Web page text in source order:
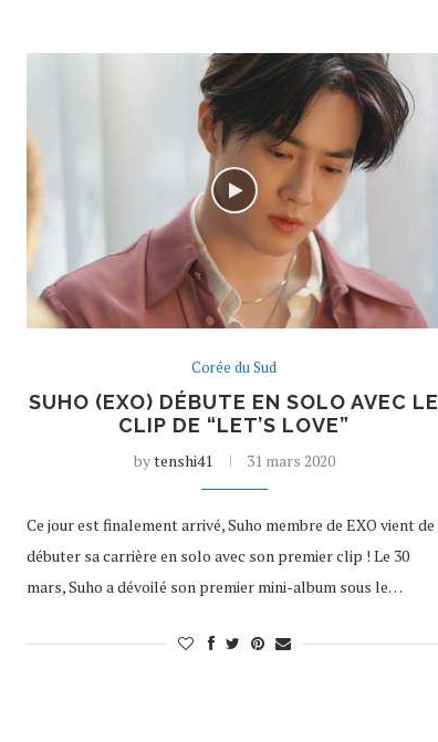
Corée du Sud
SUHO (EXO) DÉBUTE EN SOLO AVEC LE
CLIP DE “LET’S LOVE”
bytenshi41 31 mars 2020
Ce jour est finalement arrivé, Suho membre de EXO vient de
débuter sa carrière en solo avec son premier clip ! Le 30
mars, Suho a dévoilé son premier mini-album sous le…